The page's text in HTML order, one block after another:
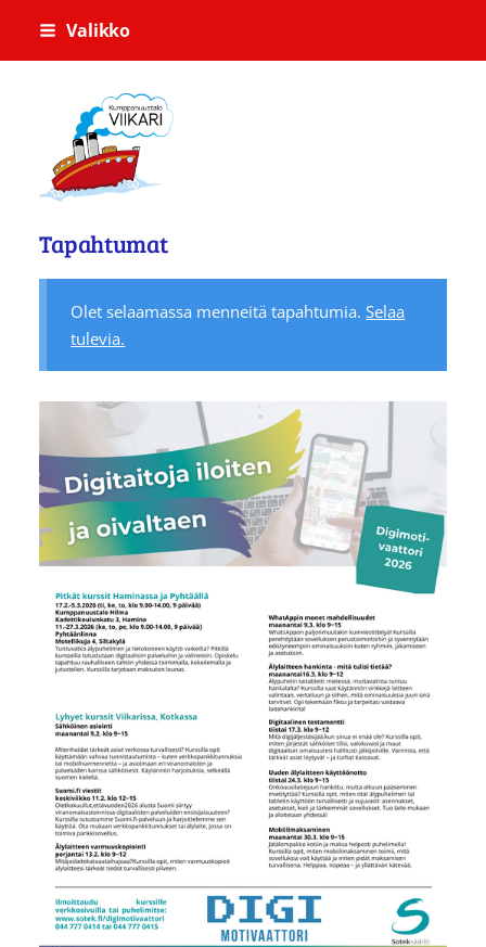
Siirry
Valikko
Kumppanuustalo Viikari
Tapahtumat
Olet selaamassa menneitä tapahtumia.Selaa
tulevia.